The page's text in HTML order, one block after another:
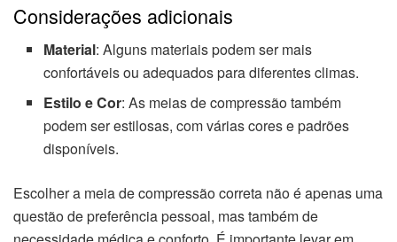
Considerações adicionais
Material: Alguns materiais podem ser mais
confortáveis ou adequados para diferentes climas.
Estilo e Cor: As meias de compressão também
podem ser estilosas, com várias cores e padrões
disponíveis.
Escolher a meia de compressão correta não é apenas uma
questão de preferência pessoal, mas também de